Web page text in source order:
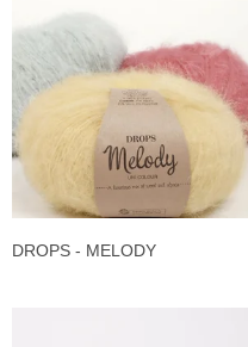
DROPS - MELODY